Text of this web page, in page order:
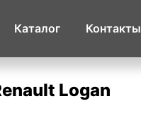
Каталог Контакты
Logan